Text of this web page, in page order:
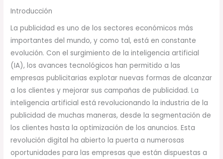
Introducción
La publicidad es uno de los sectores económicos más
importantes del mundo, y como tal, está en constante
evolución. Con el surgimiento de la inteligencia artificial
(IA), los avances tecnológicos han permitido a las
empresas publicitarias explotar nuevas formas de alcanzar
a los clientes y mejorar sus campañas de publicidad. La
inteligencia artificial está revolucionando la industria de la
publicidad de muchas maneras, desde la segmentación de
los clientes hasta la optimización de los anuncios. Esta
revolución digital ha abierto la puerta a numerosas
oportunidades para las empresas que están dispuestas a